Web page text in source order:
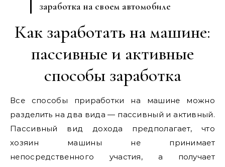
заработка на своем автомобиле
Как заработать на машине:
пассивные и активные
способы заработка
Все способы приработки на машине можно
разделить на два вида — пассивный и активный.
Пассивный вид дохода предполагает, что
хозяин машины не принимает
непосредственного участия, а получает